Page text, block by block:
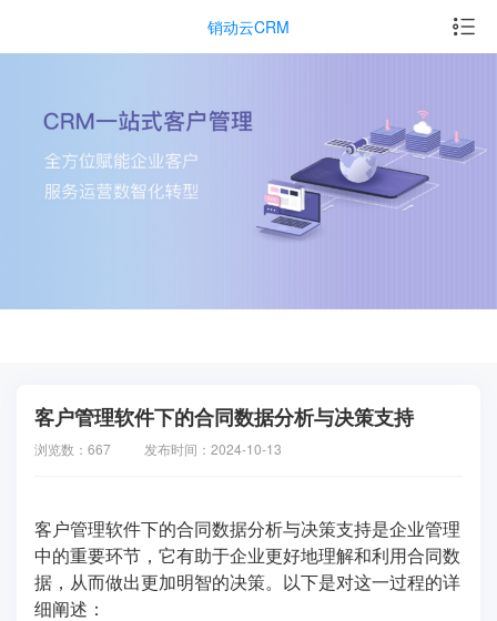
销动云CRM
客户管理软件下的合同数据分析与决策支持
浏览数：667 发布时间：2024-10-13
客户管理软件下的合同数据分析与决策支持是企业管理
中的重要环节，它有助于企业更好地理解和利用合同数
据，从而做出更加明智的决策。以下是对这一过程的详
细阐述：